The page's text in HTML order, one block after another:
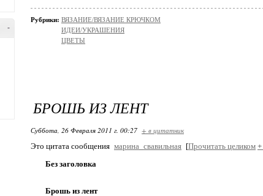
-
Рубрики: ВЯЗАНИЕ/ВЯЗАНИЕ КРЮЧКОМ
ИДЕИ/УКРАШЕНИЯ
ЦВЕТЫ
БРОШЬ ИЗ ЛЕНТ
Суббота, 26 Февраля 2011 г. 00:27 + в цитатник
Это цитата сообщения марина_свавильная [Прочитать целиком +
Без заголовка
Брошь из лент